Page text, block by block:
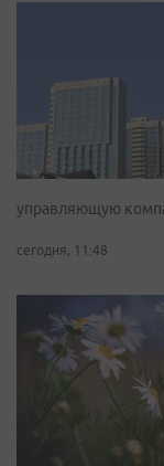
управляющую
сегодня, 11:48